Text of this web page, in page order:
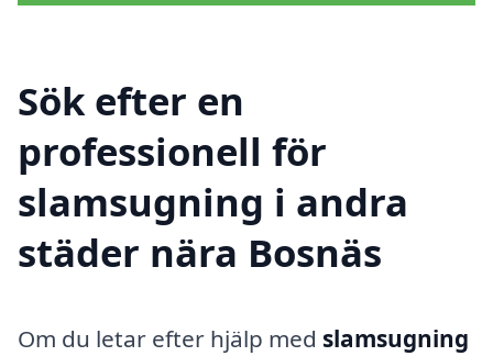
Sök efter en
professionell för
slamsugning i andra
städer nära Bosnäs
Om du letar efter hjälp med slamsugning